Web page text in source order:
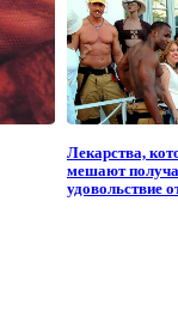
Лекарства,
мешают
удовольствие